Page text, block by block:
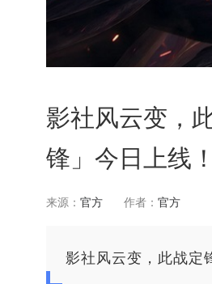
影社风云变，
锋」今日上线！
来源： 官方 作者： 官方
影社风云变，此战定